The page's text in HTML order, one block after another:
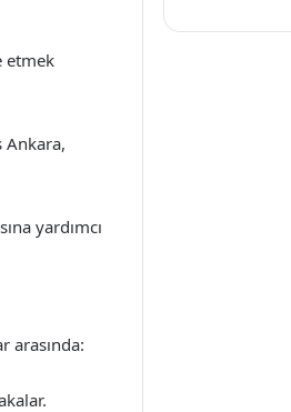
etmek
Ankara,
yardımcı
arasında: